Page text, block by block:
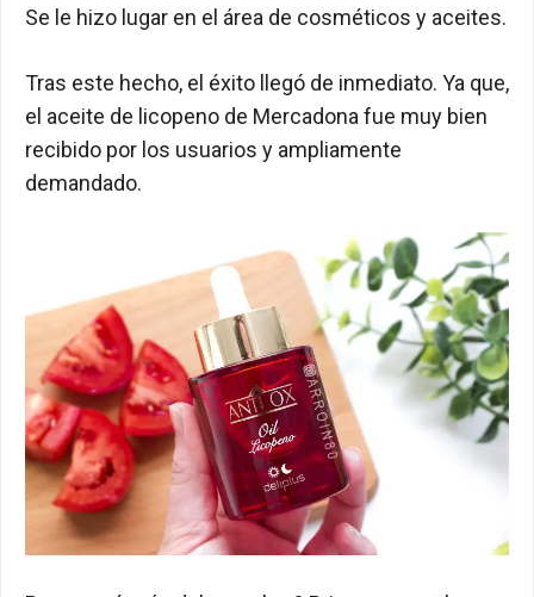
Se le hizo lugar en el área de cosméticos y aceites.
Tras este hecho, el éxito llegó de inmediato. Ya que,
el aceite de licopeno de Mercadona fue muy bien
recibido por los usuarios y ampliamente
demandado.